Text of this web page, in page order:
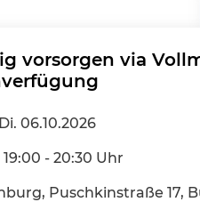
vorsorgen via
Di. 06.10.2026
19:00 - 20:30 Uhr
Puschkinstraße 17,